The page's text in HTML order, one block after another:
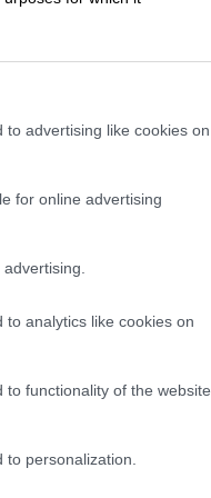
advertising like cookies on
for online advertising
analytics like cookies on
functionality of the website
personalization.
–
με
γεννήθηκε